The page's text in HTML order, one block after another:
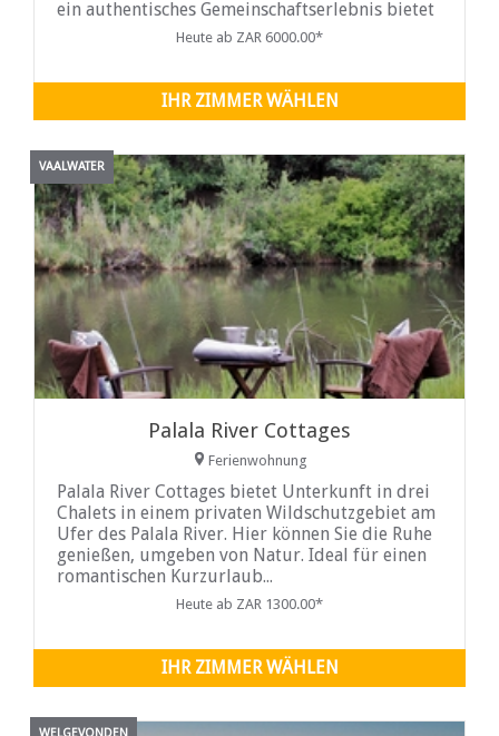
ein authentisches Gemeinschaftserlebnis bietet
die Lodge eine harmonische Verbindung von
Heute ab ZAR 6000.00*
IHR ZIMMER WÄHLEN
VAALWATER
Palala River Cottages
Ferienwohnung
Palala River Cottages bietet Unterkunft in drei
Chalets in einem privaten Wildschutzgebiet am
Ufer des Palala River. Hier können Sie die Ruhe
genießen, umgeben von Natur. Ideal für einen
romantischen Kurzurlaub...
Heute ab ZAR 1300.00*
IHR ZIMMER WÄHLEN